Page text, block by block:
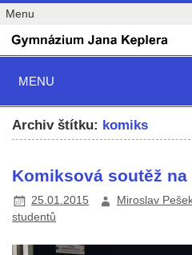
Menu
MENU
Archiv štítku: komiks
Komiksová soutěž
25.01.2015 Miroslav
studentů